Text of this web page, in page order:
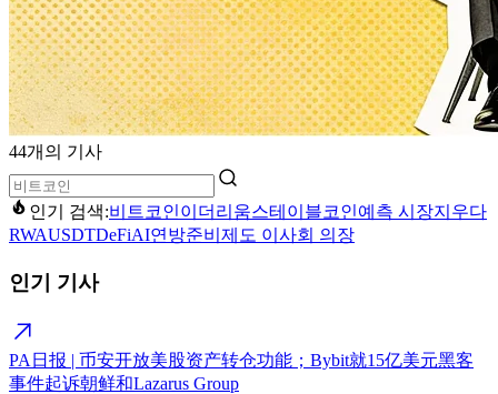
44개의 기사
인기 검색:비트코인이더리움스테이블코인예측 시장지우다
RWAUSDTDeFiAI연방준비제도 이사회 의장
인기 기사
PA日报 | 币安开放美股资产转仓功能；Bybit就15亿美元黑客
事件起诉朝鲜和Lazarus Group